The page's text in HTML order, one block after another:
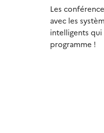
Les
avec les
intelligents qui
programme !